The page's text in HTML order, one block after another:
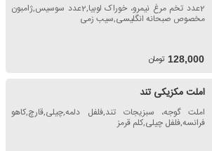
2عدد تخم مرغ نیمرو، خوراک لوبیا,2عدد سوسیس,ژامبون
مخصوص صبحانه انگلیسی,سیب زمی
128,000 تومان
املت مکزیکی تند
املت گوجه، سبزیجات تند,فلفل دلمه,چیلی,قارچ,کاهو
فرانسه,فلفل چیلی,کلم قرمز